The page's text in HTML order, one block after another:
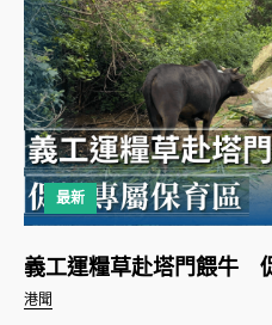
最新
港聞
義工運糧草赴塔門餵牛